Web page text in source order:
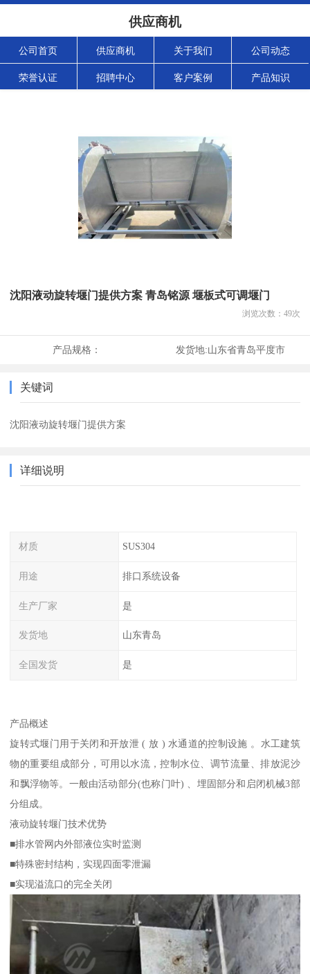
供应商机
公司首页 供应商机 关于我们 公司动态
荣誉认证 招聘中心 客户案例 产品知识
沈阳液动旋转堰门提供方案 青岛铭源 堰板式可调堰门
浏览次数： 49次
产品规格： 发货地:山东省青岛平度市
关键词
沈阳液动旋转堰门提供方案
详细说明
材质 SUS304
用途 排口系统设备
生产厂家 是
发货地 山东青岛
全国发货 是
产品概述
旋转式堰门用于关闭和开放泄 ( 放 ) 水通道的控制设施 。水工建筑
物的重要组成部分，可用以水流，控制水位、调节流量、排放泥沙
和飘浮物等。一般由活动部分(也称门叶) 、埋固部分和启闭机械3部
分组成。
液动旋转堰门技术优势
■排水管网内外部液位实时监测
■特殊密封结构，实现四面零泄漏
■实现溢流口的完全关闭